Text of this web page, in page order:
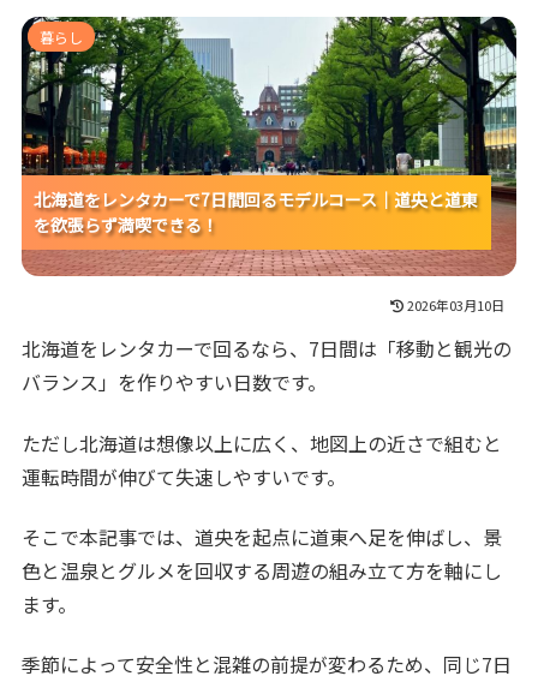
北海道をレンタカーで7日間回るモデルコース｜道央と
道東を欲張らず満喫できる！
北海道をレンタカーで7日間回るモデルコース｜道央と道東
を欲張らず満喫できる！
北海道をレンタカーで7日間回るモデルコース｜道央と道東
を欲張らず満喫できる！
北海道をレンタカーで7日間回るモデルコース｜道央と道東
を欲張らず満喫できる！
暮らし
2026年03月10日
北海道をレンタカーで回るなら、7日間は「移動と観光の
バランス」を作りやすい日数です。
ただし北海道は想像以上に広く、地図上の近さで組むと
運転時間が伸びて失速しやすいです。
そこで本記事では、道央を起点に道東へ足を伸ばし、景
色と温泉とグルメを回収する周遊の組み立て方を軸にし
ます。
季節によって安全性と混雑の前提が変わるため、同じ7日